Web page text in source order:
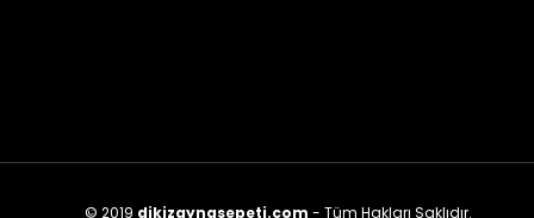
© 2019 dikizaynasepeti.com - Tüm Hakları Saklıdır.